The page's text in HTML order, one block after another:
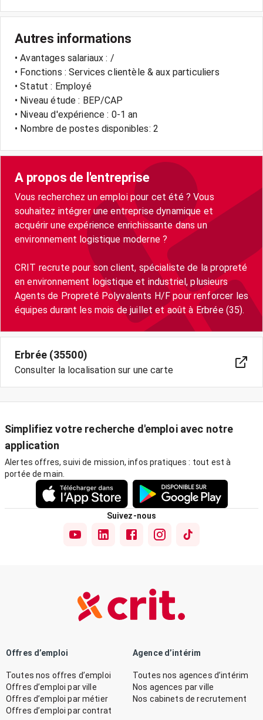
Autres informations
• Avantages salariaux : /
• Fonctions : Services clientèle & aux particuliers
• Statut : Employé
• Niveau étude : BEP/CAP
• Niveau d'expérience : 0-1 an
• Nombre de postes disponibles: 2
A propos de l'entreprise
Vous recherchez un emploi pour cet été ? Vous
souhaitez intégrer une entreprise dynamique et
acquérir une expérience enrichissante dans un
environnement logistique moderne ?
CRIT recrute pour son client, spécialiste de la propreté
en environnement logistique et industriel, plusieurs
Agents de Propreté Polyvalents H/F pour renforcer les
équipes durant les mois de juillet et août à Erbrée (35).
Erbrée (35500)
Consulter la localisation sur une carte
Simplifiez votre recherche d'emploi avec notre
application
Alertes offres, suivi de mission, infos pratiques : tout est à
portée de main.
Suivez-nous
Offres d’emploi
Toutes nos offres d’emploi
Offres d’emploi par ville
Offres d’emploi par métier
Offres d’emploi par contrat
Agence d’intérim
Toutes nos agences d’intérim
Nos agences par ville
Nos cabinets de recrutement